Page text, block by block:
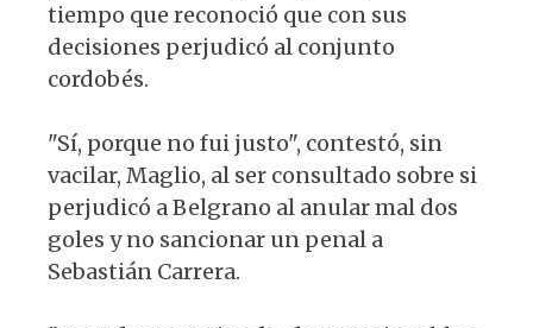
tiempo que reconoció que con sus
decisiones perjudicó al conjunto
cordobés.
"Sí, porque no fui justo", contestó, sin
vacilar, Maglio, al ser consultado sobre si
perjudicó a Belgrano al anular mal dos
goles y no sancionar un penal a
Sebastián Carrera.